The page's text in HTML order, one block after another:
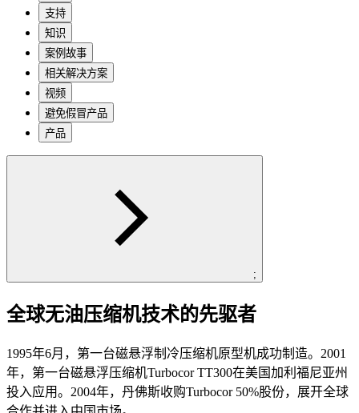
支持
知识
案例故事
相关解决方案
视频
避免假冒产品
产品
;
全球无油压缩机技术的先驱者
1995年6月，第一台磁悬浮制冷压缩机原型机成功制造。2001
年，第一台磁悬浮压缩机Turbocor TT300在美国加利福尼亚州
投入应用。2004年，丹佛斯收购Turbocor 50%股份，展开全球